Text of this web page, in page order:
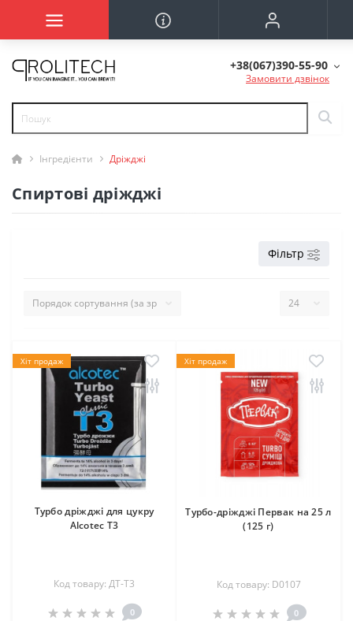
+38(067)390-55-90
Замовити дзвінок
Інгредієнти Дріжджі
Спиртові дріжджі
Фільтр
Хіт продаж
Турбо дріжджі для цукру
Alcotec T3
Код товару: ДТ-Т3
0
Хіт продаж
Турбо-дріжджі Первак на 25 л
(125 г)
Код товару: D0107
0